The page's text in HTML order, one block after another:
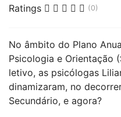
Ratings (0)
No âmbito do Plano
Psicologia e Orientação
letivo, as psicólogas
dinamizaram, no
Secundário, e agora?